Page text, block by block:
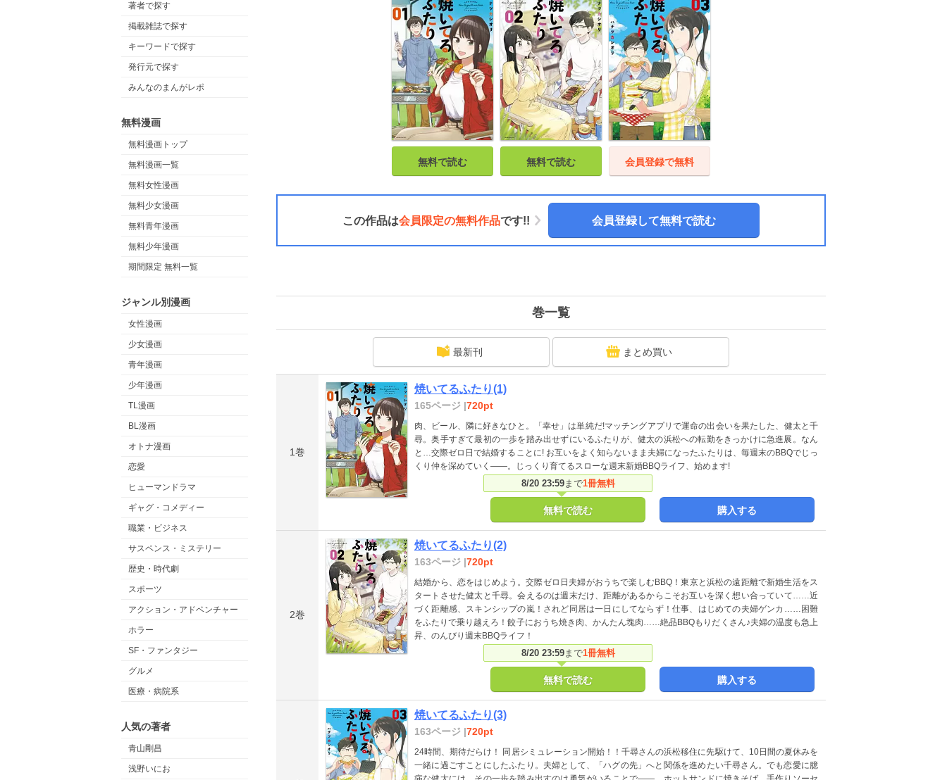
著者で探す
掲載雑誌で探す
キーワードで探す
発行元で探す
みんなのまんがレポ
無料漫画
無料漫画トップ
無料漫画一覧
無料女性漫画
無料少女漫画
無料青年漫画
無料少年漫画
期間限定 無料一覧
ジャンル別漫画
女性漫画
少女漫画
青年漫画
少年漫画
TL漫画
BL漫画
オトナ漫画
恋愛
ヒューマンドラマ
ギャグ・コメディー
職業・ビジネス
サスペンス・ミステリー
歴史・時代劇
スポーツ
アクション・アドベンチャー
ホラー
SF・ファンタジー
グルメ
医療・病院系
人気の著者
青山剛昌
浅野いにお
無料で読む 無料で読む 会員登録で無料
この作品は会員限定の無料作品です!! 会員登録して無料で読む
巻一覧
最新刊 まとめ買い
1巻
焼いてるふたり(1)
165ページ |720pt
肉、ビール、隣に好きなひと。「幸せ」は単純だ!マッチングアプリで運命の出会いを果たした、健太と千
尋。奥手すぎて最初の一歩を踏み出せずにいるふたりが、健太の浜松への転勤をきっかけに急進展。なん
と…交際ゼロ日で結婚することに! お互いをよく知らないまま夫婦になったふたりは、毎週末のBBQでじっ
くり仲を深めていく――。じっくり育てるスローな週末新婚BBQライフ、始めます!
8/20 23:59まで1冊無料
無料で読む 購入する
2巻
焼いてるふたり(2)
163ページ |720pt
結婚から、恋をはじめよう。交際ゼロ日夫婦がおうちで楽しむBBQ！東京と浜松の遠距離で新婚生活をス
タートさせた健太と千尋。会えるのは週末だけ、距離があるからこそお互いを深く想い合っていて……近
づく距離感、スキンシップの嵐！されど同居は一日にしてならず！仕事、はじめての夫婦ゲンカ……困難
をふたりで乗り越えろ！餃子におうち焼き肉、かんたん塊肉……絶品BBQもりだくさん♪夫婦の温度も急上
昇、のんびり週末BBQライフ！
8/20 23:59まで1冊無料
無料で読む 購入する
焼いてるふたり(3)
163ページ |720pt
24時間、期待だらけ！ 同居シミュレーション開始！！千尋さんの浜松移住に先駆けて、10日間の夏休みを
一緒に過ごすことにしたふたり。夫婦として、「ハグの先」へと関係を進めたい千尋さん。でも恋愛に臆